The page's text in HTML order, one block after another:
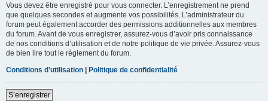
Vous devez être enregistré pour vous connecter. L’enregistrement ne prend
que quelques secondes et augmente vos possibilités. L’administrateur du
forum peut également accorder des permissions additionnelles aux membres
du forum. Avant de vous enregistrer, assurez-vous d’avoir pris connaissance
de nos conditions d’utilisation et de notre politique de vie privée. Assurez-vous
de bien lire tout le règlement du forum.
Conditions d’utilisation | Politique de confidentialité
S’enregistrer